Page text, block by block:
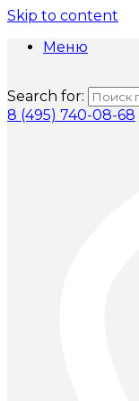
Skip to content
Меню
Search for:
8 (495) 740-08-68